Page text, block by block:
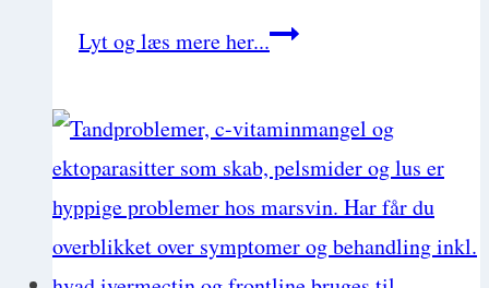
Lyt og læs mere her...Basic
Dyrlægens
guide
fritte/ildere
som